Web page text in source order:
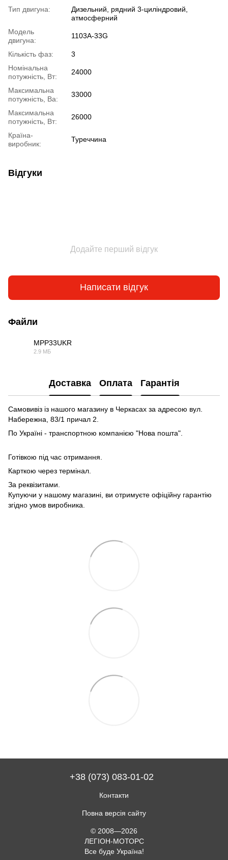
Тип двигуна:
Дизельний, рядний 3-циліндровий,
атмосферний
Модель
двигуна:
1103A-33G
Кількість фаз:
3
Номінальна
потужність, Вт:
24000
Максимальна
потужність, Ва:
33000
Максимальна
потужність, Вт:
26000
Країна-
виробник:
Туреччина
Відгуки
Додайте перший відгук
Написати відгук
Файли
MPP33UKR
2.9 МБ
Доставка Оплата Гарантія
Самовивіз із нашого магазину в Черкасах за адресою вул.
Набережна, 83/1 причал 2.
По Україні - транспортною компанією "Нова пошта".
Готівкою під час отримання.
Карткою через термінал.
За реквізитами.
Купуючи у нашому магазині, ви отримуєте офіційну гарантію
згідно умов виробника.
+38 (073) 083-01-02
Контакти
Повна версія сайту
© 2008—2026
ЛЕГІОН-МОТОРС
Все буде Україна!